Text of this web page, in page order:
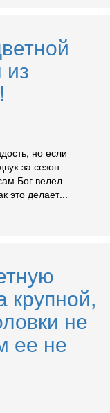
но если
за сезон
Бог велел
это делает...
крупной,
не
ее не